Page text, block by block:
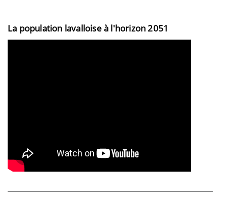
La population lavalloise à l'horizon 2051